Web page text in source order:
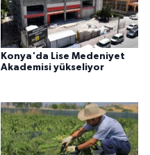
Konya'da Lise Medeniyet
Akademisi yükseliyor